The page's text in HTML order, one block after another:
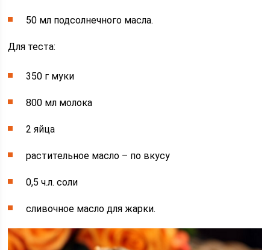
50 мл подсолнечного масла.
Для теста:
350 г муки
800 мл молока
2 яйца
растительное масло – по вкусу
0,5 ч.л. соли
сливочное масло для жарки.